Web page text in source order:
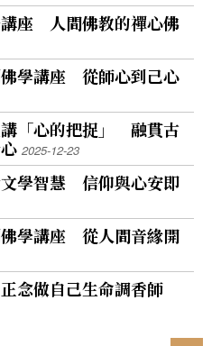
座 人間佛教的禪心佛
學講座 從師心到己心
「心的把捉」 融貫古
心2025-12-23
學智慧 信仰與心安即
學講座 從人間音緣開
念做自己生命調香師